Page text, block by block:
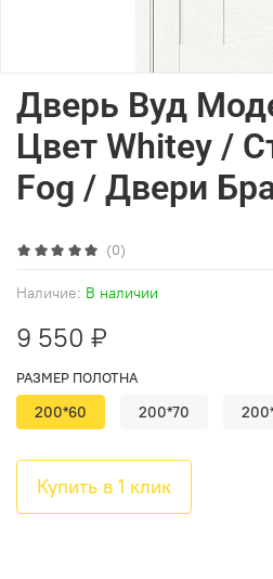
(0)
Наличие: В наличии
Дверь Вуд
Цвет Whitey /
Fog / Двери
9 550 ₽
Купить в 1 клик
РАЗМЕР ПОЛОТНА
200*60 200*70